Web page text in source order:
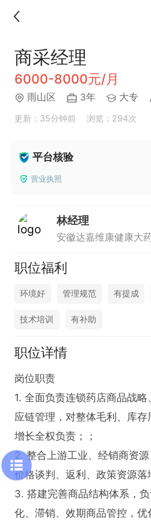
商采经理
6000-8000元/月
雨山区 3年 大专
更新：35分钟前 浏览：294次
平台核验
营业执照
林经理
安徽达嘉维康健康大
职位福利
环境好 管理规范 有提成
技术培训 有补助
职位详情
岗位职责
1. 全面负责连锁药店商品战
应链管理，对整体毛利、库
增长全权负责；；
2. 整合上游工业、经销商资源
价格谈判、返利、政策资源落
3. 搭建完善商品结构体系，
化、滞销、效期商品管控，优